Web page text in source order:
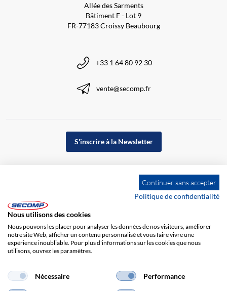
Allée des Sarments
Bâtiment F - Lot 9
FR-77183 Croissy Beaubourg
+33 1 64 80 92 30
vente@secomp.fr
S'inscrire à la Newsletter
Impression Responsabilité
Continuer sans accepter
Politique de confidentialité
Nous utilisons des cookies
Nous pouvons les placer pour analyser les données de nos visiteurs, améliorer
notre site Web, afficher un contenu personnalisé et vous faire vivre une
expérience inoubliable. Pour plus d'informations sur les cookies que nous
utilisons, ouvrez les paramètres.
Nécessaire Performance